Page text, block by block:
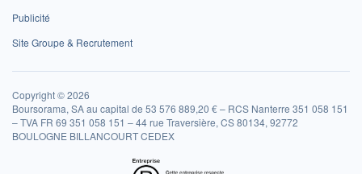
Publicité
Site Groupe & Recrutement
Copyright © 2026
Boursorama, SA au capital de 53 576 889,20 € – RCS Nanterre 351 058 151
– TVA FR 69 351 058 151 – 44 rue Traversière, CS 80134, 92772
BOULOGNE BILLANCOURT CEDEX